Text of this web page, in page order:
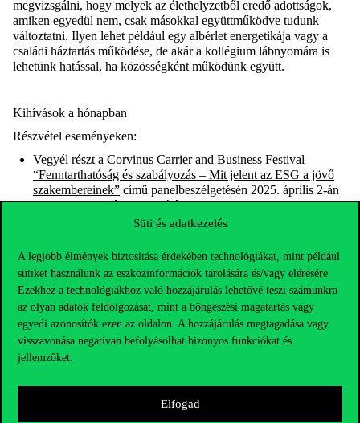
Süti és adatkezelés
A legjobb élmények biztosítása érdekében technológiákat, mint például
sütiket használunk az eszközinformációk tárolására és/vagy elérésére.
Ezekhez a technológiákhoz való hozzájárulás lehetővé teszi számunkra
az olyan adatok feldolgozását, mint a böngészési magatartás vagy
egyedi azonosítók ezen az oldalon. A hozzájárulás megtagadása vagy
visszavonása negatívan befolyásolhat bizonyos funkciókat és
jellemzőket.
Elfogad
megvizsgálni, hogy melyek az élethelyzetből eredő adottságok,
amiken egyedül nem, csak másokkal együttműködve tudunk
változtatni. Ilyen lehet például egy albérlet energetikája vagy a
családi háztartás működése, de akár a kollégium lábnyomára is
lehetünk hatással, ha közösségként működünk együtt.
Kihívások a hónapban
Részvétel eseményeken:
Vegyél részt a Corvinus Carrier and Business Festival
“Fenntarthatóság és szabályozás – Mit jelent az ESG a jövő
szakembereinek” című panelbeszélgetésén 2025. április 2-án
13:15-korazEépületAulájában!
“B Corp: Fenntarthatósági intézkedések és
április 8-án15:30-17:00 között az E épület III-aselőadójában,
ahol a Danone és aNespressoszakemberei mesélnek a
tanúsítványról.
2025. április 22-énlesz az idei évben is a Föld napja, ami idén
az “Our Power, Our Planet“ szlogent kapta és a fenntartható
energiával foglalkozik. A világnap körül sokféle programot
rendeznek a témával foglalkozó civil szervezetek is. Keress
programot, és vegyél részt rajta!